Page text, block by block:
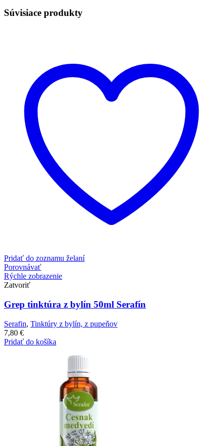
Súvisiace produkty
Pridať do zoznamu želaní
Porovnávať
Rýchle zobrazenie
Zatvoriť
Grep tinktúra z bylín 50ml Serafín
Serafin, Tinktúry z bylín, z pupeňov
7,80 €
Pridať do košíka